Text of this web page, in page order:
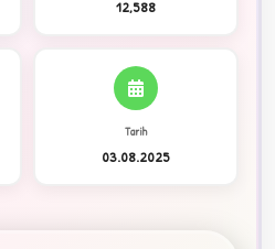
12,588
Tarih
03.08.2025